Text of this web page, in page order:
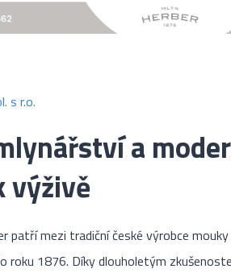
s r.o.
a
výživě
patří mezi tradiční české výrobce
roku 1876. Díky dlouholetým